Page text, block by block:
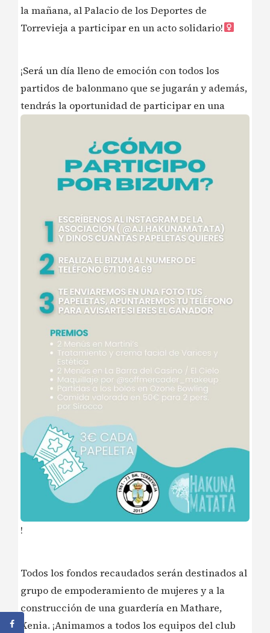
la mañana, al Palacio de los Deportes de
Torrevieja a participar en un acto solidario!‍
¡Será un día lleno de emoción con todos los
partidos de balonmano que se jugarán y además,
tendrás la oportunidad de participar en una
!
Todos los fondos recaudados serán destinados al
grupo de empoderamiento de mujeres y a la
construcción de una guardería en Mathare,
Kenia. ¡Animamos a todos los equipos del club